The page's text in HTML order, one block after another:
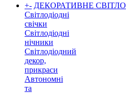
+- ДЕКОРАТИВНЕ СВІТЛО
Світлодіодні
свічки
Світлодіодні
нічники
Світлодіодний
декор,
прикраси
Автономні
та